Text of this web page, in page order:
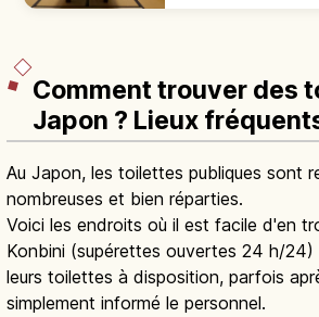
Comment trouver des
Japon ? Lieux
Au Japon, les toilettes publiques sont
nombreuses et bien réparties.
Voici les endroits où il est facile d'en
Konbini (supérettes ouvertes 24 h/
leurs toilettes à disposition, parfois
simplement informé le personnel.